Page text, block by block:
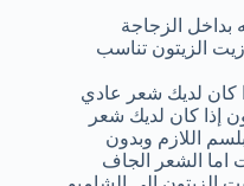
بداخل الزجاجة
زيت الزيتون تناسب
إذا كان لديك شعر عادي
إذا كان لديك شعر
اللازم وبدون
اما الشعر الجاف